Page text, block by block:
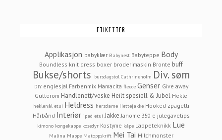
ETIKETTER
Applikasjon babyklær Babynest Babyteppe Body
Boundless knit dress boxer broderimaskin Bronte buff
Bukse/shorts bursdagstol Cathrineholm Div. søm
DIY englesjal Farbenmix Mamacita fleece Genser Give away
Gutterom Handlenett/veske Heilt spesiell & Jubel Hekle
heklenål etui Heldress herzdame Hettejakke Hooked zpagetti
Hårbånd Interiør ipad etui Jakke Janome 350 e julegavetips
kimono kongekappe kosedyr Kostyme kåpe Lappeteknikk Lue
Malina Mappe Matoppskrift Mei Tai Milchmonster